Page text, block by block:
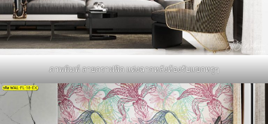
ภาพพิมพ์ ลายกราฟฟิก แต่งฉากหลังห้องรับแขกหรูๆ